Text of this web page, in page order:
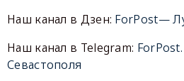
Наш канал в Дзен: ForPost—
Наш канал в Telegram:
Севастополя